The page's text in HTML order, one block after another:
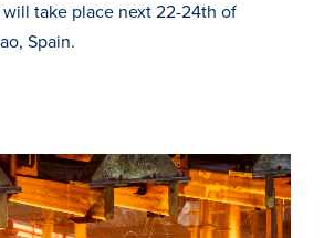
take place next 22-24th of
Spain.